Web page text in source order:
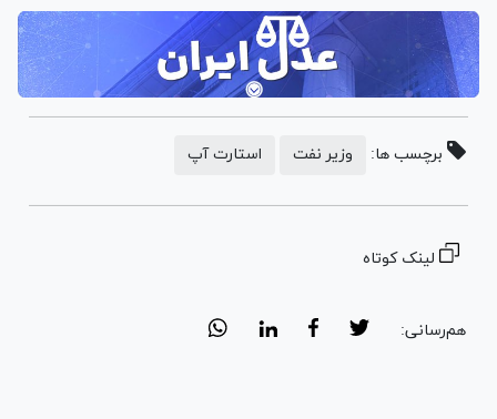
برچسب ها: وزیر نفت استارت آپ
لینک کوتاه
هم‌رسانی: